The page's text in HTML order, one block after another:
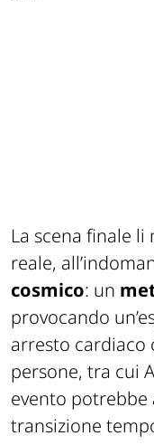
La scena finale
reale,
cosmico: un
provocando
arresto cardiaco
persone, tra cui
evento potrebbe
transizione